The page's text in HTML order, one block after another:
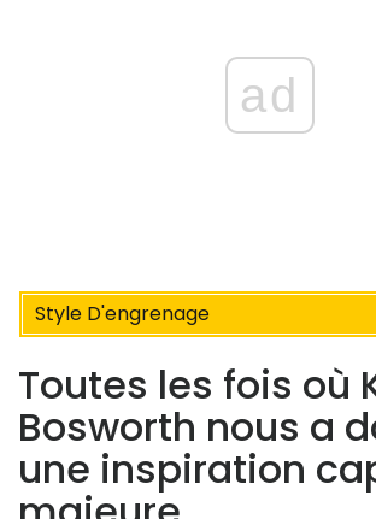
ad
Style D'engrenage
Toutes les fois où
Bosworth nous a
une inspiration